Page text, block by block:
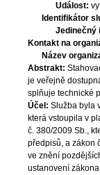
Událost:
Identifikátor
Jedinečný
Kontakt na
Název
Abstrakt:
je veřejně
splňuje technické
Účel: Služba byla
která vstoupila v
č. 380/2009 Sb.,
předpisů, a zákon
ve znění
ustanovení